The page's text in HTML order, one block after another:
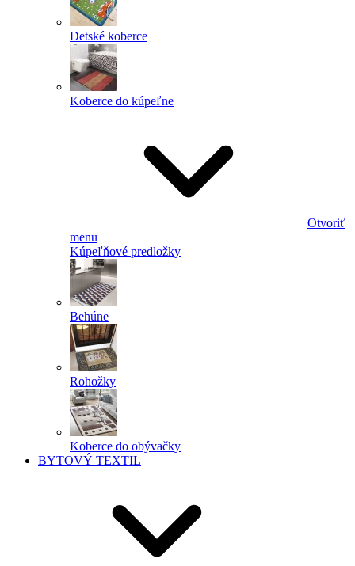
Detské koberce
Koberce do kúpeľne
Otvoriť
menu
Kúpeľňové predložky
Behúne
Rohožky
Koberce do obývačky
BYTOVÝ TEXTIL